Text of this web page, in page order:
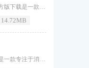
极速输入法官方版下载是一款专为追求高效打字体验的用户设计的输入法应用。它采用了先进的输入技术，能够快速准确地识别用户的输入，让用户在打字时更加流畅和便捷。无论是在手机还是电脑上，极速输入法都能提供出色的输入体验。赶快下载最新版本，让您的打字速度提升到一个新高度吧！极速输入法软件功能1.提供多种输入模式，如全键盘、九宫格、手写等。2.支持语音输入，解放双手，提高输入效率。3.提供智能纠错功能，减少输入错误。4.支持自定义输入法皮肤，满足个性化需求。极速输入法
14.72MB
黑猫投诉平台是一款专注于消费者维权的软件。它提供了一个公平公正的平台，帮助消费者解决投诉问题。用户可以在这个平台上提交投诉内容，并与知名企业合作，以便快速解决问题。黑猫投诉平台还提供集体投诉内容和红黑名单，让用户可以了解企业的信誉情况，选择优质品牌。黑猫投诉平台始终坚持公开、公正、公益的原则，不仅解决了消费者维权难题，还促进了消费者与企业之间的良好关系。黑猫投诉平台软件内容1、消费者投诉维权软件，解决消费者维权难题。2、集体投诉内容、红黑名单、曝光平台一应俱全。